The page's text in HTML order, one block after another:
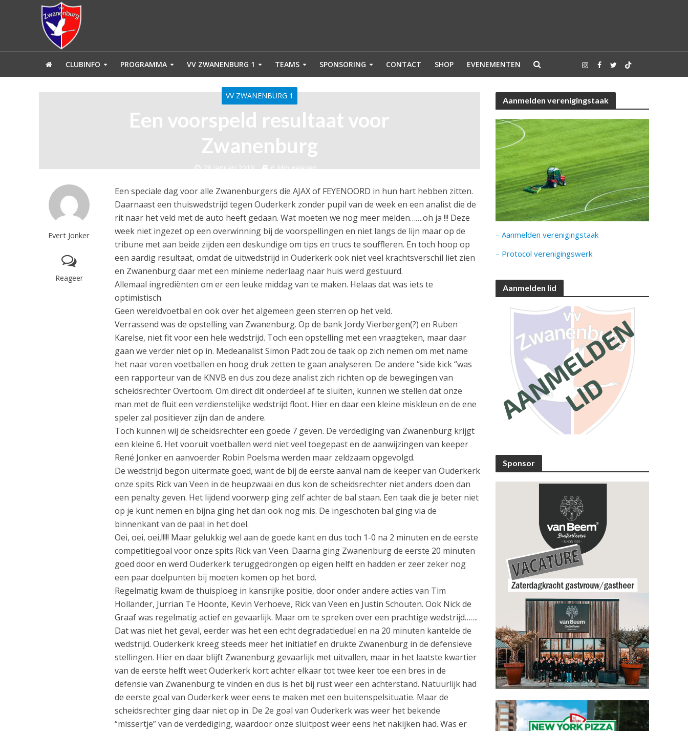
CLUBINFO PROGRAMMA VV ZWANENBURG 1 TEAMS SPONSORING CONTACT SHOP EVENEMENTEN
VV ZWANENBURG 1
Een voorspeld resultaat voor
Zwanenburg
28 januari 2019 6 Min gelezen
Evert Jonker
Reageer
Een speciale dag voor alle Zwanenburgers die AJAX of FEYENOORD in hun hart hebben zitten.
Daarnaast een thuiswedstrijd tegen Ouderkerk zonder pupil van de week en een analist die de
rit naar het veld met de auto heeft gedaan. Wat moeten we nog meer melden…….oh ja !!! Deze
week niet ingezet op een overwinning bij de voorspellingen en niet langs de lijn maar op de
tribune met aan beide zijden een deskundige om tips en trucs te souffleren. En toch hoop op
een aardig resultaat, omdat de uitwedstrijd in Ouderkerk ook niet veel krachtsverschil liet zien
en Zwanenburg daar met een minieme nederlaag naar huis werd gestuurd.
Allemaal ingrediënten om er een leuke middag van te maken. Helaas dat was iets te
optimistisch.
Geen wereldvoetbal en ook over het algemeen geen sterren op het veld.
Verrassend was de opstelling van Zwanenburg. Op de bank Jordy Vierbergen(?) en Ruben
Karelse, niet fit voor een hele wedstrijd. Toch een opstelling met een vraagteken, maar daar
gaan we verder niet op in. Medeanalist Simon Padt zou de taak op zich nemen om met name
het naar voren voetballen en hoog druk zetten te gaan analyseren. De andere “side kick “was
een rapporteur van de KNVB en dus zou deze analist zich richten op de bewegingen van
scheidsrechter Overtoom. Om direct dit onderdeel af te sluiten, kunnen we stellen dat onze
man met de fluit een verdienstelijke wedstrijd floot. Hier en daar een kleine miskleun en de ene
speler zal positiever zijn dan de andere.
Toch kunnen wij de scheidsrechter een goede 7 geven. De verdediging van Zwanenburg krijgt
een kleine 6. Het vooruit voetballen werd niet veel toegepast en de aanwijzingen van keeper
René Jonker en aanvoerder Robin Poelsma werden maar zeldzaam opgevolgd.
De wedstrijd begon uitermate goed, want de bij de eerste aanval nam de keeper van Ouderkerk
onze spits Rick van Veen in de heupzwaai en dus kon de scheidsrechter niet anders doen dan
een penalty geven. Het lijdend voorwerp ging zelf achter de bal staan. Een taak die je beter niet
op je kunt nemen en bijna ging het dan ook nog mis. De ingeschoten bal ging via de
binnenkant van de paal in het doel.
Oei, oei, oei,!!!!! Maar gelukkig wel aan de goede kant en dus toch 1-0 na 2 minuten en de eerste
competitiegoal voor onze spits Rick van Veen. Daarna ging Zwanenburg de eerste 20 minuten
goed door en werd Ouderkerk teruggedrongen op eigen helft en hadden er zeer zeker nog
een paar doelpunten bij moeten komen op het bord.
Regelmatig kwam de thuisploeg in kansrijke positie, door onder andere acties van Tim
Hollander, Jurrian Te Hoonte, Kevin Verhoeve, Rick van Veen en Justin Schouten. Ook Nick de
Graaf was regelmatig actief en gevaarlijk. Maar om te spreken over een prachtige wedstrijd…….
Dat was niet het geval, eerder was het een echt degradatieduel en na 20 minuten kantelde de
wedstrijd. Ouderkerk kreeg steeds meer het initiatief en drukte Zwanenburg in de defensieve
stellingen. Hier en daar blijft Zwanenburg gevaarlijk met uitvallen, maar in het laatste kwartier
van de eerste helft weet Ouderkerk kort achter elkaar tot twee keer toe een bres in de
defensie van Zwanenburg te vinden en dus is het bij rust weer een achterstand. Natuurlijk had
de eerste goal van Ouderkerk weer eens te maken met een buitenspelsituatie. Maar de
scheidsrechter ging daar niet op in. De 2e goal van Ouderkerk was weer het bekende
“missertje” van de verdediging, waardoor onze sluitpost weer eens het nakijken had. Was er
Aanmelden verenigingstaak
– Aanmelden verenigingstaak
– Protocol verenigingswerk
Aanmelden lid
Sponsor